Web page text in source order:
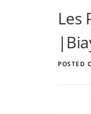
Les
POSTED